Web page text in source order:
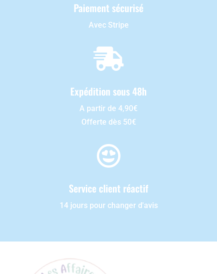
Paiement sécurisé
Avec Stripe

Expédition sous 48h
A partir de 4,90€
Offerte dès 50€

Service client réactif
14 jours pour changer d'avis